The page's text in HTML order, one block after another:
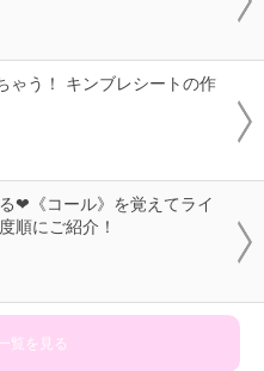
ゃう！ キンブレシートの作
❤《コール》を覚えてライ
順にご紹介！
覧を見る